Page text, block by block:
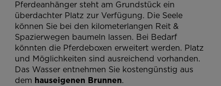
Pferdeanhänger steht am Grundstück ein
überdachter Platz zur Verfügung. Die Seele
können Sie bei den kilometerlangen Reit &
Spazierwegen baumeln lassen. Bei Bedarf
könnten die Pferdeboxen erweitert werden. Platz
und Möglichkeiten sind ausreichend vorhanden.
Das Wasser entnehmen Sie kostengünstig aus
dem hauseigenen Brunnen.